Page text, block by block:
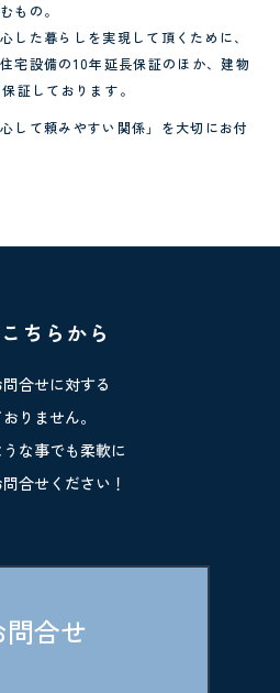
もの。
した暮らしを実現して頂くために、
宅設備の10年延長保証のほか、建物
証しております。
して頼みやすい関係」を大切にお付
ちらから
合せに対する
りません。
な事でも柔軟に
合せください！
問合せ